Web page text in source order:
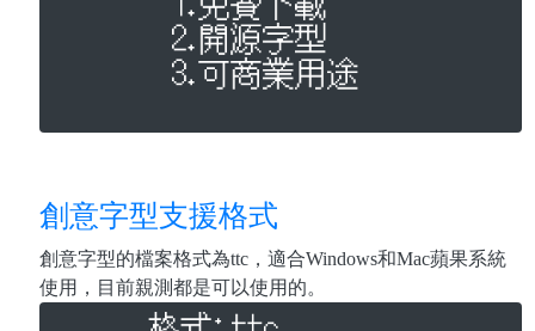
創意字型支援格式
創意字型的檔案格式為ttc，適合Windows和Mac蘋果系統
使用，目前親測都是可以使用的。